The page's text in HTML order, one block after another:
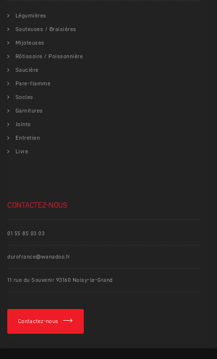
Légumières
Sauteuses / Braisières
Mijoteuses
Rôtissoire / Poissonnière
Saucière
Pare-flamme
Socles
Garnitures
Joints
Entretien
Livre
CONTACTEZ-NOUS
01 55 85 03 03
durofrance@wanadoo.fr
11 rue du Souvenir 93160 Noisy-le-Grand
Contactez-nous